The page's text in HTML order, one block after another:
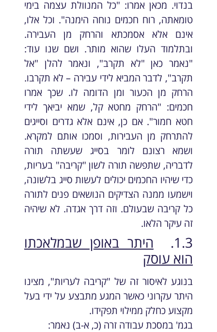
בנדוי. מכאן אמרו: "כל המנוולת עצמה בימי
טומאתה, רוח חכמים נוחה הימנה". וכל אלו,
אינם אלא אסמכתא והרחק מן העבירה.
ובתלמוד העלו שהוא מותר. ושם שנו עוד:
"נאמר כאן "לא תקרב", ונאמר להלן "אל
תקרב", לדבר המביא לידי עבירה – לא תקרבו.
הרחק מן הכעור ומן הדומה לו. שכך אמרו
חכמים: "הרחק מחטא קל, שמא יביאך לידי
חטא חמור". אם כן, אינם אלא גדרים וסייגים
להתרחק מן העבירות, וסמכו אותם למקרא.
ושמא רצונם לומר בסייג שעשתה תורה
לדבריה, שתפשה תורה לשון "קריבה" בעריות,
כדי שיהיו החכמים יכולים לעשות סייג בלשונה,
וישמעו ממנה הצדיקים הנושאים פנים לתורה
כל קריבה שבעולם. וזה דרך אגדה. לא שיהיה
זה עיקר הלאו.
1.3.
היתר באופן שבמלאכתו
הוא עוסק
בנוגע לאיסור זה של "קריבה לעריות", מצינו
היתר עקרוני כאשר המגע מתבצע על ידי בעל
מקצוע כחלק ממילוי תפקידו.
בגמ' במסכת עבודה זרה (כ, א-ב) נאמר: